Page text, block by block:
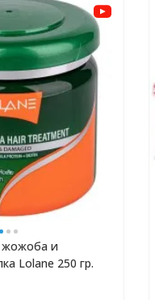
жожоба и
Lolane 250 гр.